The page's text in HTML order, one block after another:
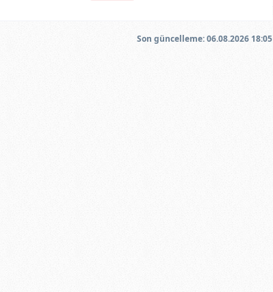
Son güncelleme:06.08.2026 18:05